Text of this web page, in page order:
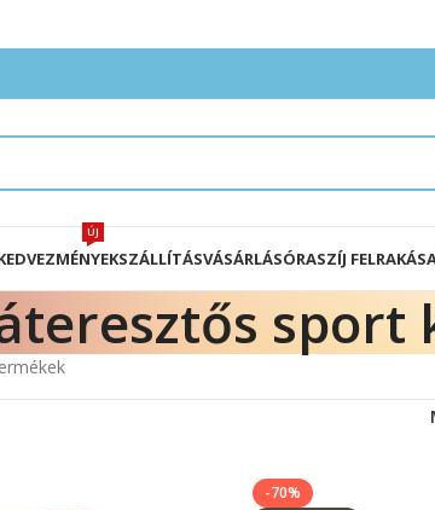
ÚJ
SZÁLLÍTÁSVÁSÁRLÁSÓRASZÍJ
sport
-70%